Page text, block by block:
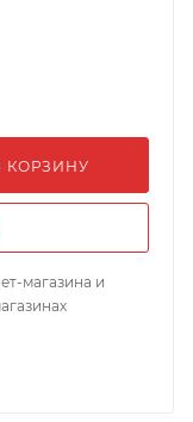
КОРЗИНУ
магазина и